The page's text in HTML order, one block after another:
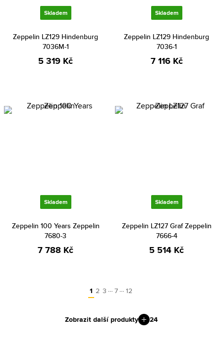
Skladem
Zeppelin LZ129 Hindenburg
7036M-1
5 319 Kč
Skladem
Zeppelin LZ129 Hindenburg
7036-1
7 116 Kč
Skladem
Zeppelin 100 Years Zeppelin
7680-3
7 788 Kč
Skladem
Zeppelin LZ127 Graf Zeppelin
7666-4
5 514 Kč
1 2 3 … 7 … 12
Zobrazit další produkty 24